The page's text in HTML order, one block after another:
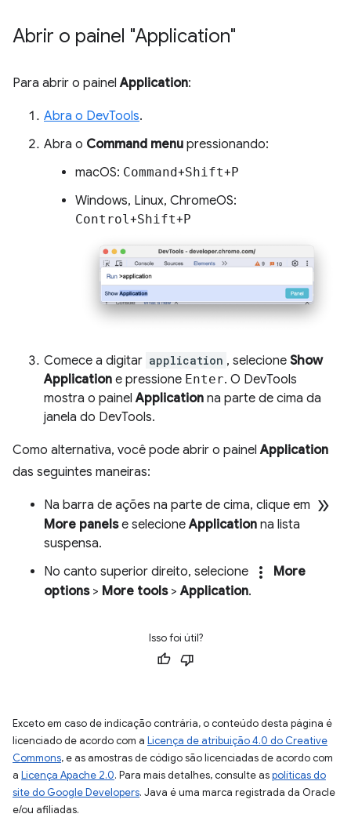
Abrir o painel "Application"
Para abrir o painelApplication:
Abra o DevTools.
Abra o Command menu pressionando:
macOS: Command+Shift+P
Windows, Linux, ChromeOS:
Control+Shift+P
Comece a digitar application , selecione Show
Application e pressione Enter. O DevTools
mostra o painelApplication na parte de cima da
janela do DevTools.
Como alternativa, você pode abrir o painelApplication
das seguintes maneiras:
Na barra de ações na parte de cima, clique em double_arrow
More panelse selecioneApplication na lista
suspensa.
No canto superior direito, selecione
more_vert
More
options> More tools>Application.
Isso foi útil?
Exceto em caso de indicação contrária, o conteúdo desta página é
licenciado de acordo com a Licença de atribuição 4.0 do Creative
Commons, e as amostras de código são licenciadas de acordo com
a Licença Apache 2.0. Para mais detalhes, consulte aspolíticas do
site do Google Developers. Java é uma marca registrada da Oracle
e/ou afiliadas.